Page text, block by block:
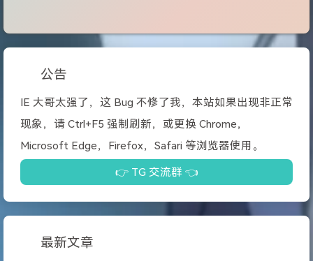
公告
IE 大哥太强了，这 Bug 不修了我，本站如果出现非正常
现象，请 Ctrl+F5 强制刷新，或更换 Chrome，
Microsoft Edge，Firefox，Safari 等浏览器使用。
👉 TG 交流群 👈
最新文章